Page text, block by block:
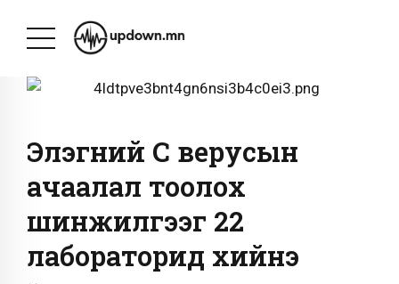
Элэгний С верусын
ачаалал тоолох
шинжилгээг 22
лабораторид хийнэ